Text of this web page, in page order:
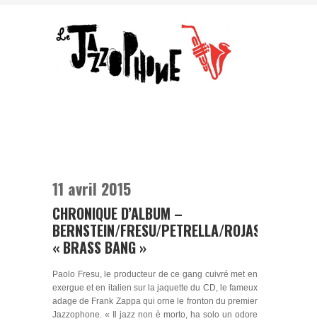
11 avril 2015
CHRONIQUE D’ALBUM –
BERNSTEIN/FRESU/PETRELLA/ROJAS
« BRASS BANG »
Paolo Fresu, le producteur de ce gang cuivré met en
exergue et en italien sur la jaquette du CD, le fameux
adage de Frank Zappa qui orne le fronton du premier
Jazzophone. « Il jazz non è morto, ha solo un odore